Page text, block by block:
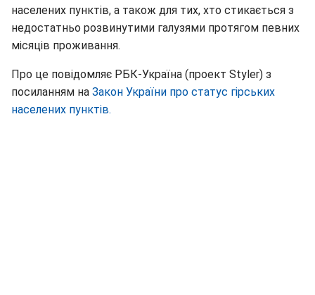
населених пунктів, а також для тих, хто стикається з
недостатньо розвинутими галузями протягом певних
місяців проживання.
Про це повідомляє РБК-Україна (проект Styler) з
посиланням на Закон України про статус гірських
населених пунктів.